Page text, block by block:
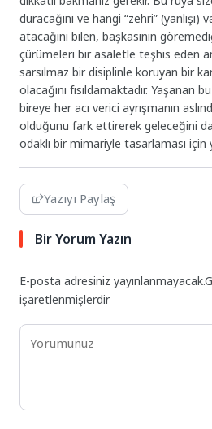
duracağını ve hangi “zehri” (yanlışı)
atacağını bilen, başkasının
çürümeleri bir asaletle teşhis eden
sarsılmaz bir disiplinle koruyan bir
olacağını fısıldamaktadır. Yaşanan
bireye her acı verici ayrışmanın
olduğunu fark ettirerek geleceğini
odaklı bir mimariyle tasarlaması için
Yazıyı Paylaş
Bir Yorum Yazın
E-posta adresiniz yayınlanmayacak.
işaretlenmişlerdir